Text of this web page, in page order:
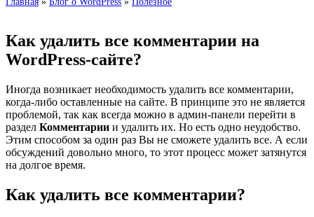
Как удалить все комментарии на
WordPress-сайте?
Иногда возникает необходимость удалить все комментарии,
когда-либо оставленные на сайте. В принципе это не является
проблемой, так как всегда можно в админ-панели перейти в
раздел Комментарии и удалить их. Но есть одно неудобство.
Этим способом за один раз Вы не сможете удалить все. А если
обсуждений довольно много, то этот процесс может затянутся
на долгое время.
Как удалить все комментарии?